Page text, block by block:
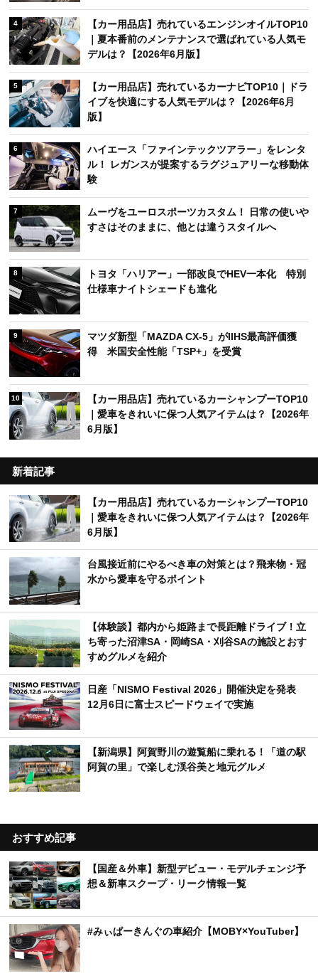
4
【カー用品店】売れているエンジンオイルTOP10
｜夏本番前のメンテナンスで選ばれている人気モ
デルは？【2026年6月版】
5
【カー用品店】売れているカーナビTOP10｜ドラ
イブを快適にする人気モデルは？【2026年6月
版】
6
ハイエース「ファインテックツアラー」をレンタ
ル！ レガンスが提案するラグジュアリーな移動体
験
7
ムーヴをユーロスポーツカスタム！ 日常の使いや
すさはそのままに、他とは違うスタイルへ
8
トヨタ「ハリアー」一部改良でHEV一本化 特別
仕様車ナイトシェードも進化
9
マツダ新型「MAZDA CX-5」がIIHS最高評価獲
得 米国安全性能「TSP+」を受賞
10
【カー用品店】売れているカーシャンプーTOP10
｜愛車をきれいに保つ人気アイテムは？【2026年
6月版】
新着記事
【カー用品店】売れているカーシャンプーTOP10
｜愛車をきれいに保つ人気アイテムは？【2026年
6月版】
台風接近前にやるべき車の対策とは？飛来物・冠
水から愛車を守るポイント
【体験談】都内から姫路まで長距離ドライブ！立
ち寄った沼津SA・岡崎SA・刈谷SAの施設とおす
すめグルメを紹介
日産「NISMO Festival 2026」開催決定を発表
12月6日に富士スピードウェイで実施
【新潟県】阿賀野川の遊覧船に乗れる！「道の駅
阿賀の里」で楽しむ渓谷美と地元グルメ
おすすめ記事
【国産＆外車】新型デビュー・モデルチェンジ予
想＆新車スクープ・リーク情報一覧
#みぃぱーきんぐの車紹介【MOBY×YouTuber】